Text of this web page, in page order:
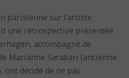
parisienne sur l’artiste
une rétrospective présentée
accompagné de
Marianne Sarakari (ancienne
ont décidé de ne pas